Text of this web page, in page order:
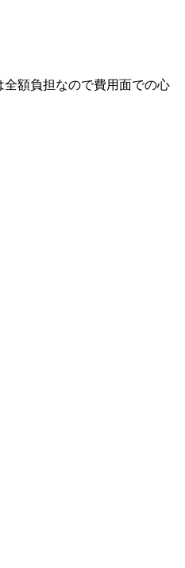
額負担なので費用面での心